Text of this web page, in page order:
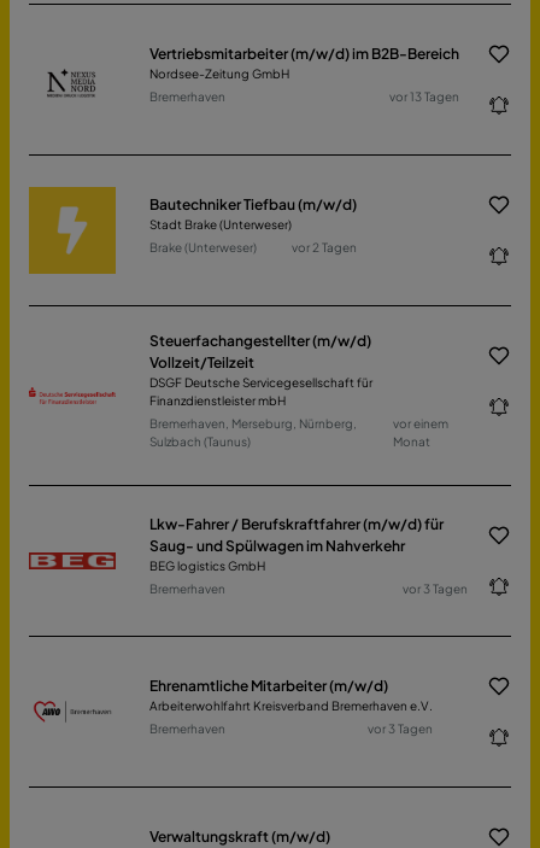
Vertriebsmitarbeiter (m/w/d) im B2B-Bereich
Nordsee-Zeitung GmbH
Bremerhaven
vor 13 Tagen
Bautechniker Tiefbau (m/w/d)
Stadt Brake (Unterweser)
Brake (Unterweser)
vor 2 Tagen
Steuerfachangestellter (m/w/d)
Vollzeit/Teilzeit
DSGF Deutsche Servicegesellschaft für
Finanzdienstleister mbH
Bremerhaven, Merseburg, Nürnberg,
Sulzbach (Taunus)
vor einem
Monat
Lkw-Fahrer / Berufskraftfahrer (m/w/d) für
Saug- und Spülwagen im Nahverkehr
BEG logistics GmbH
Bremerhaven
vor 3 Tagen
Ehrenamtliche Mitarbeiter (m/w/d)
Arbeiterwohlfahrt Kreisverband Bremerhaven e.V.
Bremerhaven
vor 3 Tagen
Verwaltungskraft (m/w/d)